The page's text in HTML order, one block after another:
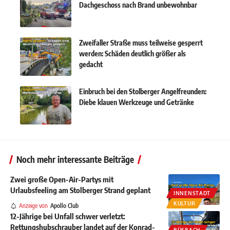
Dachgeschoss nach Brand unbewohnbar
Zweifaller Straße muss teilweise gesperrt
werden: Schäden deutlich größer als
gedacht
Einbruch bei den Stolberger Angelfreunden:
Diebe klauen Werkzeuge und Getränke
Noch mehr interessante Beiträge
INNENSTADT
KULTUR
Zwei große Open-Air-Partys mit
Urlaubsfeeling am Stolberger Strand geplant
Anzeige von Apollo Club
12-Jährige bei Unfall schwer verletzt:
Rettungshubschrauber landet auf der Konrad-